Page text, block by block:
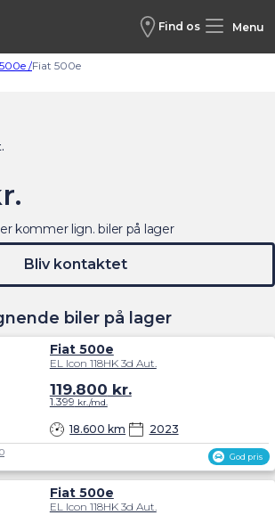
Find os Menu
500e /Fiat 500e
biler på lager
God pris
Fiat 500e
EL Icon 118HK 3d Aut.
18.600 km 2023
119.800 kr.
1.399 kr./md.
Fiat 500e
EL Icon 118HK 3d Aut.
kommer lign. biler på lager
Bliv kontaktet